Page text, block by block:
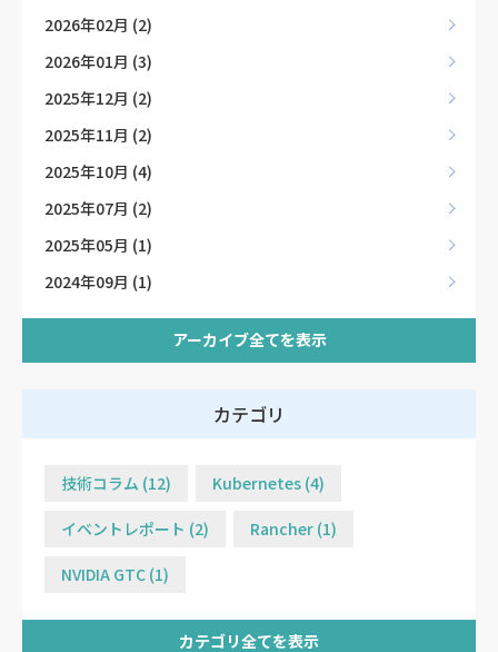
2026年02月 (2)
2026年01月 (3)
2025年12月 (2)
2025年11月 (2)
2025年10月 (4)
2025年07月 (2)
2025年05月 (1)
2024年09月 (1)
アーカイブ全てを表示
カテゴリ
技術コラム (12) Kubernetes (4)
イベントレポート (2) Rancher (1)
NVIDIA GTC (1)
カテゴリ全てを表示